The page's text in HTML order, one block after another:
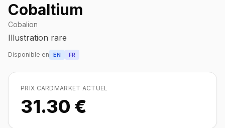
Cobaltium
Cobalion
Illustration rare
Disponible en EN FR
PRIX CARDMARKET ACTUEL
31.30 €